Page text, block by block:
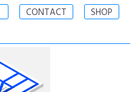
CONTACT SHOP